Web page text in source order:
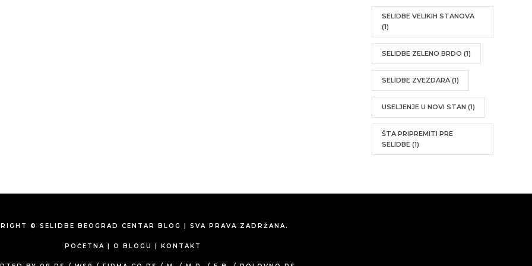
SELIDBE VELIKIH STANOVA
(1)
SELIDBE ZELENO BRDO (1)
SELIDBE ZVEZDARA (1)
USELJENJE U NOVI STAN (1)
ŠTA PRIPREMITI PRE
SELIDBE (1)
© SELIDBE BEOGRAD CENTAR BLOG | SVA PRAVA ZADRŽANA.
POČETNA | O BLOGU | KONTAKT